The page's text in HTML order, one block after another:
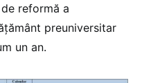
reformă a
preuniversitar
un an.